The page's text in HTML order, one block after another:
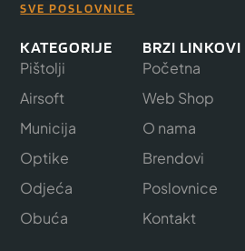
SVE POSLOVNICE
KATEGORIJE
Pištolji
Airsoft
Municija
Optike
Odjeća
Obuća
BRZI LINKOVI
Početna
Web Shop
O nama
Brendovi
Poslovnice
Kontakt